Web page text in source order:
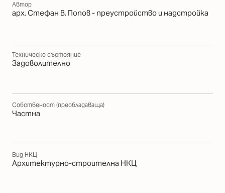
Автор
арх. Стефан В. Попов - преустройство и надстройка
Техническо състояние
Задоволително
Собственост (преобладаваща)
Частна
Вид НКЦ
Архитектурно-строителна НКЦ